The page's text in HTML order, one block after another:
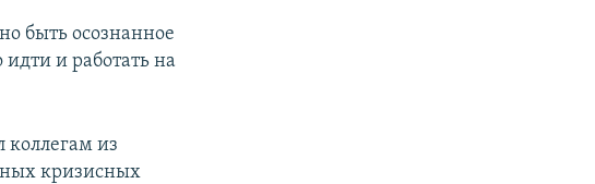
быть осознанное
и работать на
коллегам из
кризисных